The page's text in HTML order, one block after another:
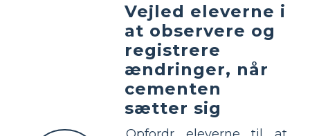
Vejled eleverne i
at observere og
registrere
ændringer, når
cementen
sætter sig